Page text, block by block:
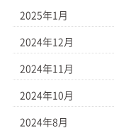
2025年1月
2024年12月
2024年11月
2024年10月
2024年8月